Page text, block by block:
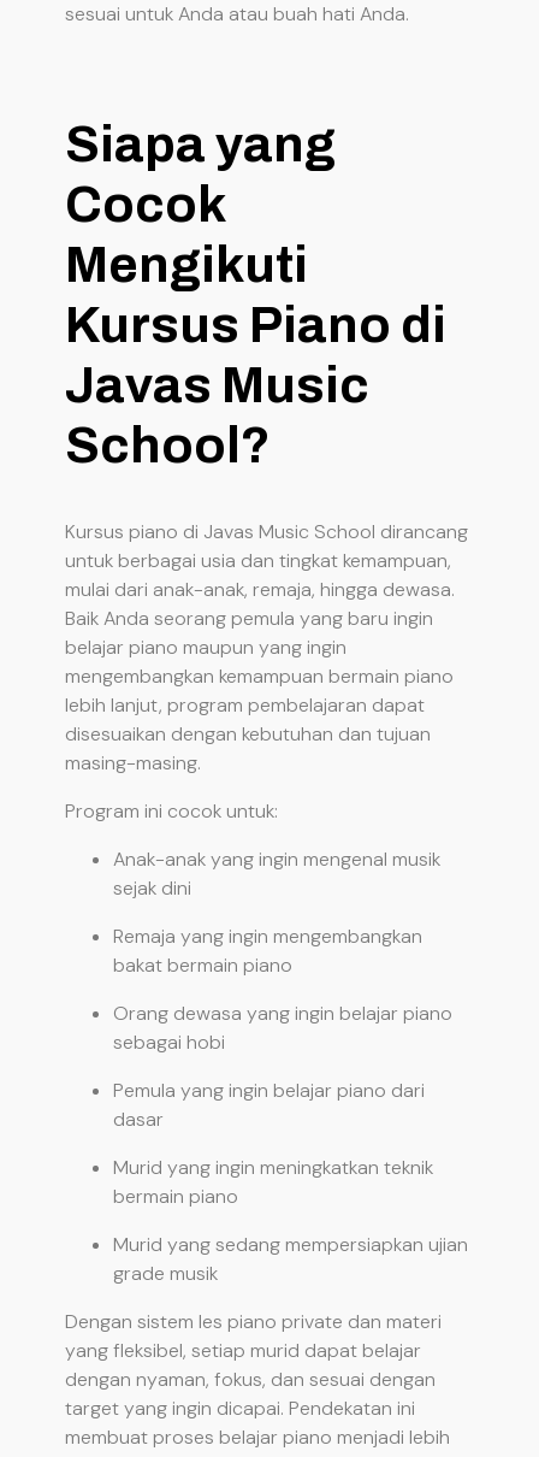
sesuai untuk Anda atau buah hati Anda.
Siapa yang
Cocok
Mengikuti
Kursus Piano di
Javas Music
School?
Kursus piano di Javas Music School dirancang
untuk berbagai usia dan tingkat kemampuan,
mulai dari anak-anak, remaja, hingga dewasa.
Baik Anda seorang pemula yang baru ingin
belajar piano maupun yang ingin
mengembangkan kemampuan bermain piano
lebih lanjut, program pembelajaran dapat
disesuaikan dengan kebutuhan dan tujuan
masing-masing.
Program ini cocok untuk:
Anak-anak yang ingin mengenal musik
sejak dini
Remaja yang ingin mengembangkan
bakat bermain piano
Orang dewasa yang ingin belajar piano
sebagai hobi
Pemula yang ingin belajar piano dari
dasar
Murid yang ingin meningkatkan teknik
bermain piano
Murid yang sedang mempersiapkan ujian
grade musik
Dengan sistem les piano private dan materi
yang fleksibel, setiap murid dapat belajar
dengan nyaman, fokus, dan sesuai dengan
target yang ingin dicapai. Pendekatan ini
membuat proses belajar piano menjadi lebih